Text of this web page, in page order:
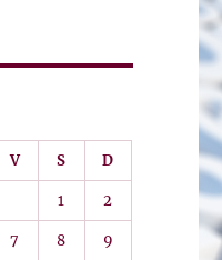
V S D
1 2
7 8 9